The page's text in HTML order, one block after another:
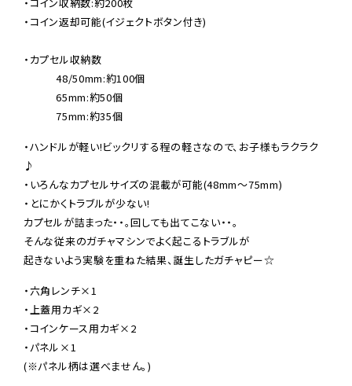
・コイン返却可能(イジェクトボタン付き)
・カプセル収納数
48/50mm:約100個
65mm:約50個
75mm:約35個
・ハンドルが軽い!ビックリする程の軽さなので、お子様もラクラク
♪
・いろんなカプセルサイズの混載が可能(48mm〜75mm)
・とにかくトラブルが少ない!
カプセルが詰まった・・。回しても出てこない・・。
そんな従来のガチャマシンでよく起こるトラブルが
起きないよう実験を重ねた結果、誕生したガチャピー☆
・六角レンチ×1
・上蓋用カギ×2
・コインケース用カギ×2
・パネル×1
(※パネル柄は選べません。)